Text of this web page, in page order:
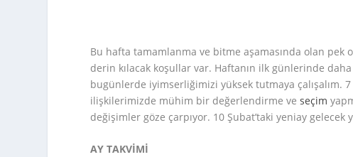
Bu hafta tamamlanma ve bitme aşamasında olan
derin kılacak koşullar var. Haftanın ilk günlerinde
bugünlerde iyimserliğimizi yüksek tutmaya çalışalım.
ilişkilerimizde mühim bir değerlendirme veseçim
değişimler göze çarpıyor. 10 Şubat’taki yeniay
AY TAKVİMİ